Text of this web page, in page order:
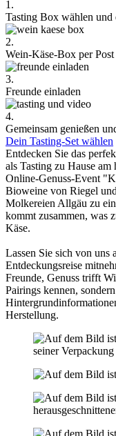
1.
Tasting Box wählen und
2.
Wein-Käse-Box per Post
3.
Freunde einladen
4.
Gemeinsam genießen
Dein Tasting-Set wählen
Entdecken Sie das
als Tasting zu Hause
Online-Genuss-Event
Bioweine von Riegel
Molkereien Allgäu zu
kommt zusammen, was
Käse.
Lassen Sie sich von uns
Entdeckungsreise
Freunde, Genuss trifft
Pairings kennen,
Herstellung.